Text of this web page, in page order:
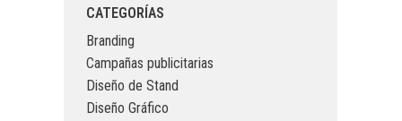
CATEGORÍAS
Branding
Campañas publicitarias
Diseño de Stand
Diseño Gráfico